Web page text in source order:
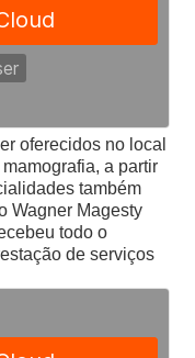
oferecidos no local
a partir
também
Wagner Magesty
todo o
de serviços